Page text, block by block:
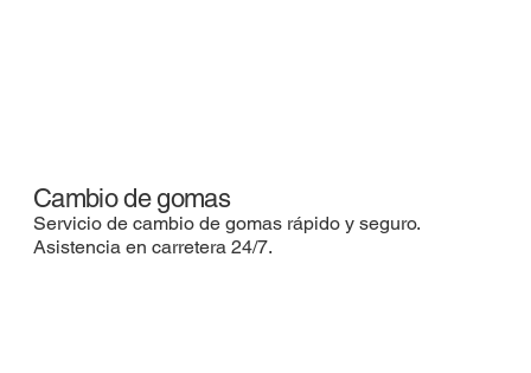
Cambio de gomas
Servicio de cambio de gomas rápido y seguro.
Asistencia en carretera 24/7.